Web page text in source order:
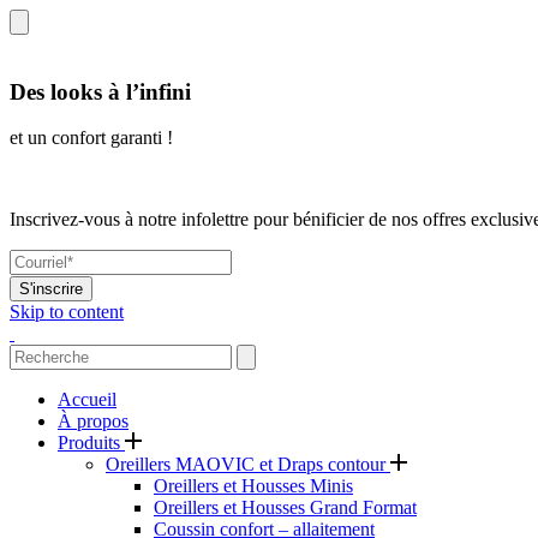
Des looks à l’infini
et un confort garanti !
Inscrivez-vous à notre infolettre pour bénificier de nos offres
S'inscrire
Skip to content
Accueil
À propos
Produits
Oreillers MAOVIC et Draps contour
Oreillers et Housses Minis
Oreillers et Housses Grand Format
Coussin confort – allaitement